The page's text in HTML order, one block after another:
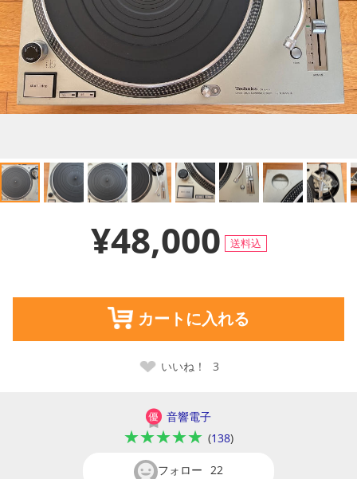
¥48,000 送料込
カートに入れる
いいね！ 3
音響電子
★★★★★ (138)
フォロー 22